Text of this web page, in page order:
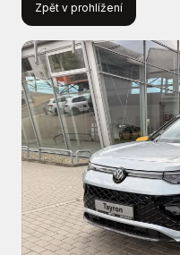
Zpět v prohlížení